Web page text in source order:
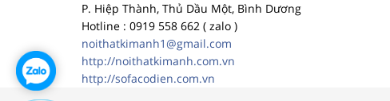
P. Hiệp Thành, Thủ Dầu Một, Bình Dương
Hotline : 0919 558 662 ( zalo )
noithatkimanh1@gmail.com
http://noithatkimanh.com.vn
http://sofacodien.com.vn